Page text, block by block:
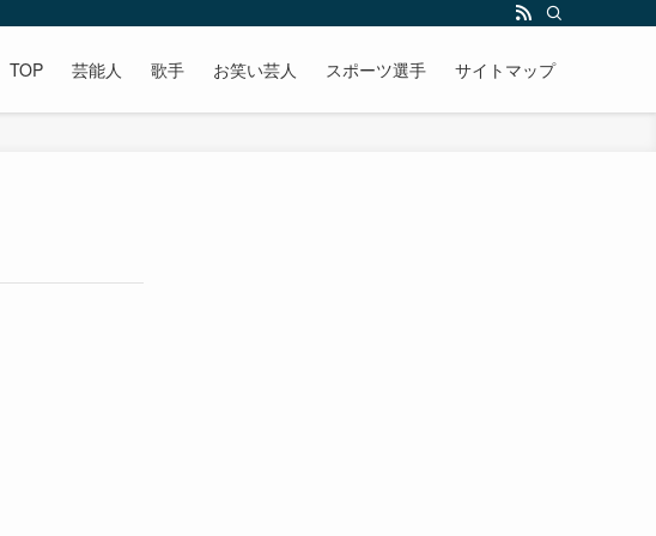
TOP 芸能人 歌手 お笑い芸人 スポーツ選手 サイトマップ